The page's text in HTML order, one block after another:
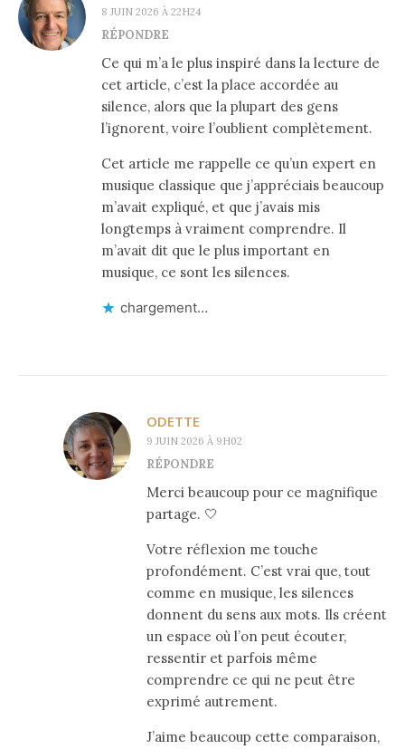
8 JUIN 2026 À 22H24
RÉPONDRE
Ce qui m’a le plus inspiré dans la lecture de
cet article, c’est la place accordée au
silence, alors que la plupart des gens
l’ignorent, voire l’oublient complètement.
Cet article me rappelle ce qu’un expert en
musique classique que j’appréciais beaucoup
m’avait expliqué, et que j’avais mis
longtemps à vraiment comprendre. Il
m’avait dit que le plus important en
musique, ce sont les silences.
chargement…
ODETTE
9 JUIN 2026 À 9H02
RÉPONDRE
Merci beaucoup pour ce magnifique
partage. 🤍
Votre réflexion me touche
profondément. C’est vrai que, tout
comme en musique, les silences
donnent du sens aux mots. Ils créent
un espace où l’on peut écouter,
ressentir et parfois même
comprendre ce qui ne peut être
exprimé autrement.
J’aime beaucoup cette comparaison,